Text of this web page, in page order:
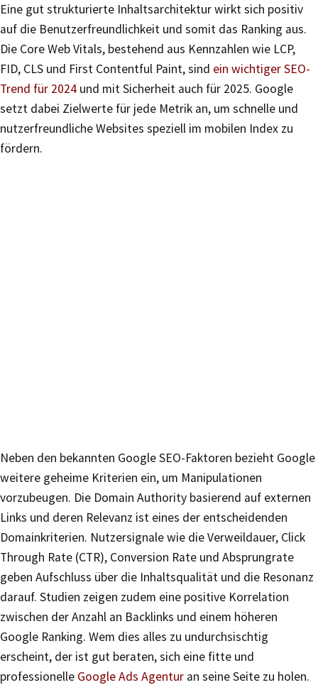
Eine gut strukturierte Inhaltsarchitektur wirkt sich positiv
auf die Benutzerfreundlichkeit und somit das Ranking aus.
Die Core Web Vitals, bestehend aus Kennzahlen wie LCP,
FID, CLS und First Contentful Paint, sind ein wichtiger SEO-
Trend für 2024 und mit Sicherheit auch für 2025. Google
setzt dabei Zielwerte für jede Metrik an, um schnelle und
nutzerfreundliche Websites speziell im mobilen Index zu
fördern.
Neben den bekannten Google SEO-Faktoren bezieht Google
weitere geheime Kriterien ein, um Manipulationen
vorzubeugen. Die Domain Authority basierend auf externen
Links und deren Relevanz ist eines der entscheidenden
Domainkriterien. Nutzersignale wie die Verweildauer, Click
Through Rate (CTR), Conversion Rate und Absprungrate
geben Aufschluss über die Inhaltsqualität und die Resonanz
darauf. Studien zeigen zudem eine positive Korrelation
zwischen der Anzahl an Backlinks und einem höheren
Google Ranking. Wem dies alles zu undurchsischtig
erscheint, der ist gut beraten, sich eine fitte und
professionelle Google Ads Agentur an seine Seite zu holen.